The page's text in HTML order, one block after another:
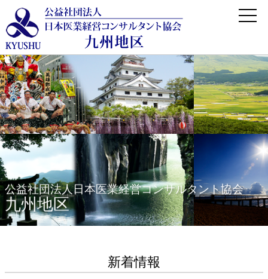
公益社団法人日本医業経営コンサルタント協会
九州地区
新着情報